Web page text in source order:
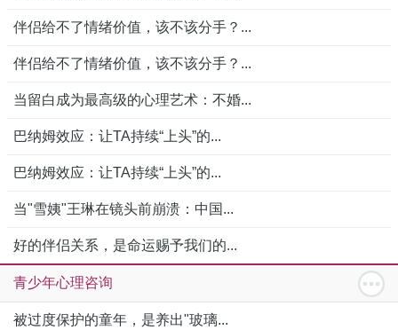
伴侣给不了情绪价值，该不该分手？...
伴侣给不了情绪价值，该不该分手？...
当留白成为最高级的心理艺术：不婚...
巴纳姆效应：让TA持续“上头”的...
巴纳姆效应：让TA持续“上头”的...
当"雪姨"王琳在镜头前崩溃：中国...
好的伴侣关系，是命运赐予我们的...
青少年心理咨询
被过度保护的童年，是养出"玻璃...